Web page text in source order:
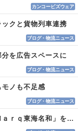
カンコービズウェア
クと貨物列車連携
ブログ・物流ニュース
を広告スペースに
ブログ・物流ニュース
ノも不足感
ブログ・物流ニュース
日本ＧＬＰ 愛知県東海市で「Ｍａｒｑ東海名和」を開発